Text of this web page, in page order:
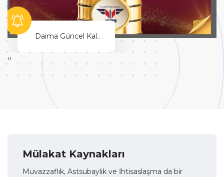
‹›
Mülakat Kaynakları
Muvazzaflık, Astsubaylık ve İhtisaslaşma da bir